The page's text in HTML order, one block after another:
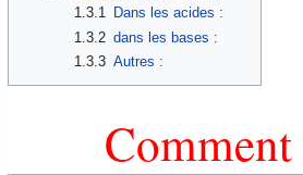
1.3.1 Dans les acides :
1.3.2 dans les bases :
1.3.3 Autres :